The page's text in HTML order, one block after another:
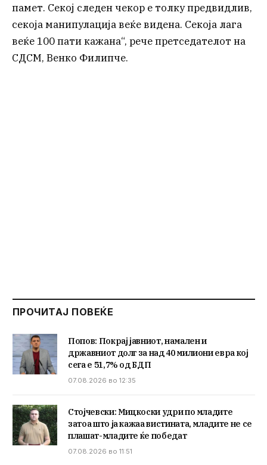
памет. Секој следен чекор е толку предвидлив,
секоја манипулација веќе видена. Секоја лага
веќе 100 пати кажана“, рече претседателот на
СДСМ, Венко Филипче.
ПРОЧИТАЈ ПОВЕЌЕ
Попов: Покрај јавниот, намален и
државниот долг за над 40 милиони евра кој
сега е 51,7% од БДП
07.08.2026 во 12:35
Стојчевски: Мицкоски удри по младите
затоа што ја кажаа вистината, младите не се
плашат-младите ќе победат
07.08.2026 во 11:51